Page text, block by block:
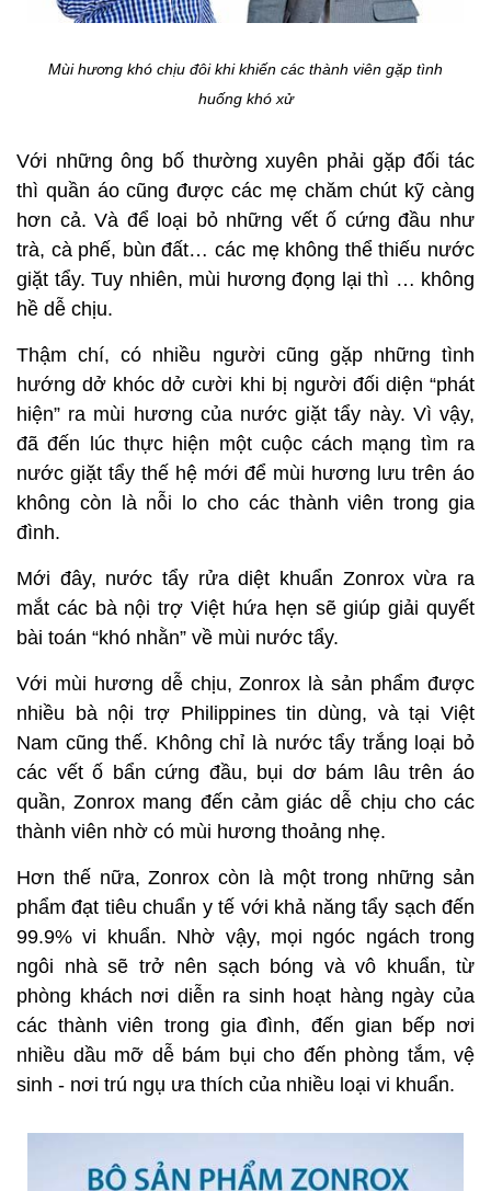
Mùi hương khó chịu đôi khi khiến các thành viên gặp tình
huống khó xử
Với những ông bố thường xuyên phải gặp đối tác
thì quần áo cũng được các mẹ chăm chút kỹ càng
hơn cả. Và để loại bỏ những vết ố cứng đầu như
trà, cà phế, bùn đất… các mẹ không thể thiếu nước
giặt tẩy. Tuy nhiên, mùi hương đọng lại thì … không
hề dễ chịu.
Thậm chí, có nhiều người cũng gặp những tình
hướng dở khóc dở cười khi bị người đối diện “phát
hiện” ra mùi hương của nước giặt tẩy này. Vì vậy,
đã đến lúc thực hiện một cuộc cách mạng tìm ra
nước giặt tẩy thế hệ mới để mùi hương lưu trên áo
không còn là nỗi lo cho các thành viên trong gia
đình.
Mới đây, nước tẩy rửa diệt khuẩn Zonrox vừa ra
mắt các bà nội trợ Việt hứa hẹn sẽ giúp giải quyết
bài toán “khó nhằn” về mùi nước tẩy.
Với mùi hương dễ chịu, Zonrox là sản phẩm được
nhiều bà nội trợ Philippines tin dùng, và tại Việt
Nam cũng thế. Không chỉ là nước tẩy trắng loại bỏ
các vết ố bẩn cứng đầu, bụi dơ bám lâu trên áo
quần, Zonrox mang đến cảm giác dễ chịu cho các
thành viên nhờ có mùi hương thoảng nhẹ.
Hơn thế nữa, Zonrox còn là một trong những sản
phẩm đạt tiêu chuẩn y tế với khả năng tẩy sạch đến
99.9% vi khuẩn. Nhờ vậy, mọi ngóc ngách trong
ngôi nhà sẽ trở nên sạch bóng và vô khuẩn, từ
phòng khách nơi diễn ra sinh hoạt hàng ngày của
các thành viên trong gia đình, đến gian bếp nơi
nhiều dầu mỡ dễ bám bụi cho đến phòng tắm, vệ
sinh - nơi trú ngụ ưa thích của nhiều loại vi khuẩn.